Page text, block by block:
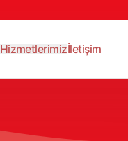
Hizmetlerimizİletişim